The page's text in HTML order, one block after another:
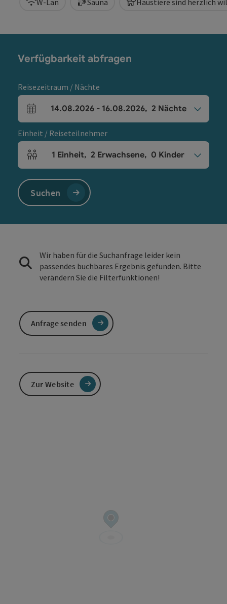
W-Lan Sauna Haustiere sind herzlich
Verfügbarkeit abfragen
Reisezeitraum / Nächte
An- und Abreisefelder
14.08.2026 - 16.08.2026, 2 Nächte
Einheit / Reiseteilnehmer
Einheitenanzahl und Personenfelder
1 Einheit, 2 Erwachsene, 0 Kinder
Suchen
Wir haben für die Suchanfrage leider kein
passendes buchbares Ergebnis gefunden. Bitte
verändern Sie die Filterfunktionen!
Anfrage senden
Zur Website